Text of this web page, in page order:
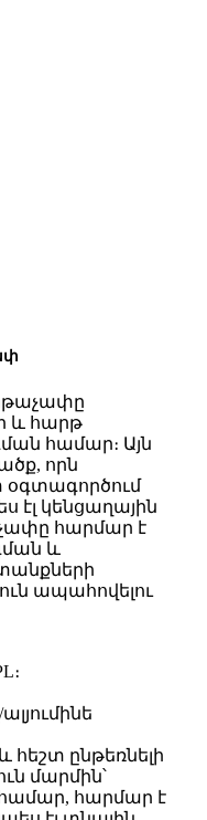
և հարթ
համար։ Այն
որն
էլ կենցաղային
հարմար է
և
ապահովելու
հեշտ ընթեռնելի
մարմին՝
հարմար է